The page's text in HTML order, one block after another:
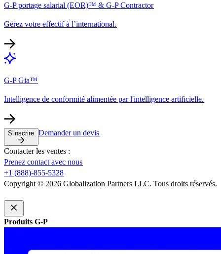
G-P portage salarial (EOR)™ & G-P Contractor​​
Gérez votre effectif à l’international.​​
G-P Gia™​​
Intelligence de conformité alimentée par l'intelligence artificielle.​​
S'inscrire​​ Demander un devis​​
Contacter les ventes :​​
Prenez contact avec nous​​
+1 (888)-855-5328​​
Copyright © 2026 Globalization Partners LLC. Tous droits réservés.​​
Produits G-P​​